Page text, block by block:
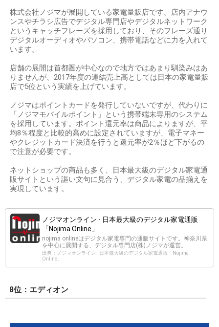
株式会社ノジマが展開している家電量販店です。店内アナウ
ンスやチラシ広告でデジタル専門店やデジタルネットワーク
というキャッチフレーズを採用しており、そのフレーズ通り
デジタルオーディオやパソコン、携帯電話などに力を入れて
います。
店舗の展開は首都圏が中心なので地方ではあまり馴染みはあ
りませんが、2017年度の連結売上高としては日本の家電量販
店で5位という実績を上げています。
ノジマはポイントカードを発行していないですが、代わりに
「ノジマモバイルポイント」という携帯端末専用のシステム
を採用しています。ポイント還元率は商品によりますが、平
均8％程度と比較的高めに設定されていますが、電子マネー
やクレジットカード決済を行うと還元率が2％ほど下がるの
で注意が必要です。
ネットショップの商品も多く、日本最大級のデジタル家電通
販サイトという謳い文句に見合う、デジタル家電の品揃えを
実現しています。
ノジマオンライン - 日本最大級のデジタル家電通販
「Nojima Online」
nojima onlineはデジタル家電専門の通販サイトです。神奈川県
を中心に展開する、デジタル専門店(株)ノジマが運営。
出典：ノジマオンライン - 日本最大級のデジタル家電通販「Nojima
Online」
8位：エディオン